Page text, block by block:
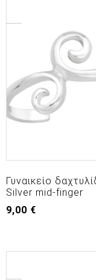
Γυναικείο
Silver mid-finger
9,00 €